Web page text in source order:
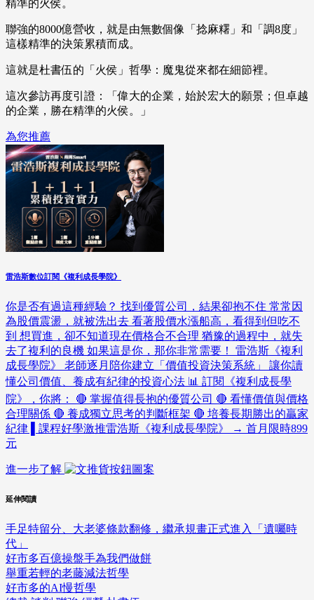
精準的火侯。
聯強的8000億營收，就是由無數個像「捻麻糬」和「調8度」
這樣精準的決策累積而成。
這就是杜書伍的「火侯」哲學：魔鬼從來都在細節裡。
這次參訪再度引證：「偉大的企業，始於宏大的願景；但卓越
的企業，勝在精準的火侯。」
為您推薦
雷浩斯數位訂閱《複利成長學院》
你是否有過這種經驗？ 找到優質公司，結果卻抱不住 常常因
為股價震盪，就被洗出去 看著股價水漲船高，看得到但吃不
到 想買進，卻不知道現在價格合不合理 猶豫的過程中，就失
去了複利的良機 如果這是你，那你非常需要！ 雷浩斯《複利
成長學院》 老師逐月陪你建立「價值投資決策系統」 讓你讀
懂公司價值、養成有紀律的投資心法 📊 訂閱《複利成長學
院》，你將： 🔴 掌握值得長抱的優質公司 🔴 看懂價值與價格
合理關係 🔴 養成獨立思考的判斷框架 🔴 培養長期勝出的贏家
紀律 ▌課程好學激推雷浩斯《複利成長學院》 → 首月限時899
元
進一步了解
延伸閱讀
手足特留分、大老婆條款翻修，繼承規畫正式進入「遺囑時
代」
好市多百億操盤手為我們做餅
舉重若輕的老藤減法哲學
好市多的AI慢哲學